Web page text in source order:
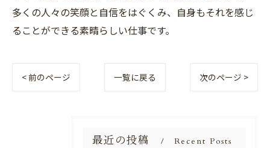
多くの人々の笑顔と自信をはぐくみ、自身もそれを感じ
ることができる素晴らしい仕事です。
< 前のページ 一覧に戻る 次のページ >
最近の投稿 Recent Posts